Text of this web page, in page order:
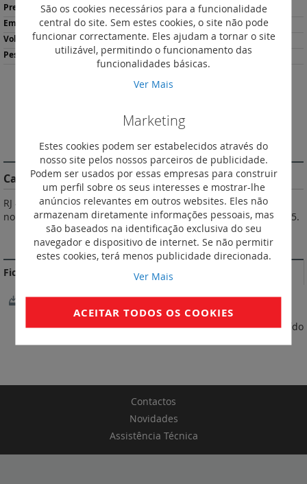
Mais
informação
17,63 €*
1
0.85
100
para
o
início
da
Galeria
DESCRIÇÃO
Características do Produto
RJ 45/RJ 45 direito. Alta densidade. Em conformidade com as
normas : ISO/IEC 11 801, EN 50173, ANSI/TIA 568. Azul, RAL 5015.
MAIS INFORMAÇÃO
Fichas Técnicas
FichaTécnica_S000103743EN-04.pdf
* Preço referente à tabela 05/2026. IVA não incluído
Contactos
Novidades
Assistência Técnica
São os cookies necessários para a funcionalidade
central do site. Sem estes cookies, o site não pode
funcionar correctamente. Eles ajudam a tornar o site
utilizável, permitindo o funcionamento das
funcionalidades básicas.
Ver Mais
Marketing
Estes cookies podem ser estabelecidos através do
nosso site pelos nossos parceiros de publicidade.
Podem ser usados por essas empresas para construir
um perfil sobre os seus interesses e mostrar-lhe
anúncios relevantes em outros websites. Eles não
armazenam diretamente informações pessoais, mas
são baseados na identificação exclusiva do seu
navegador e dispositivo de internet. Se não permitir
estes cookies, terá menos publicidade direcionada.
Ver Mais
ACEITAR TODOS OS COOKIES